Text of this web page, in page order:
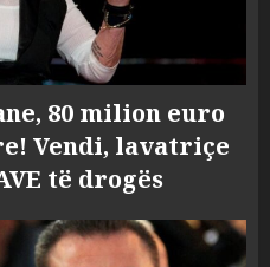
80 milion euro
Vendi, lavatriçe
të drogës